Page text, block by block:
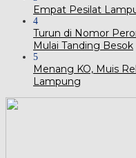
Empat Pesilat
4
Turun di Nomor
Mulai Tanding Besok
5
Menang KO, Muis
Lampung